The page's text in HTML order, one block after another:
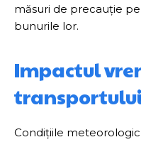
măsuri de precauție
bunurile lor.
Impactul
Condițiile